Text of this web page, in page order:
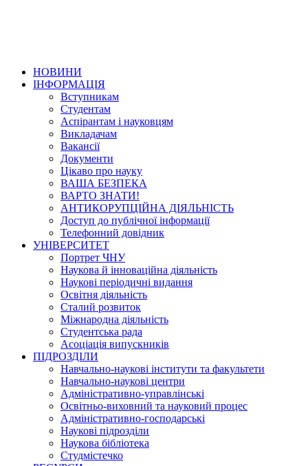
НОВИНИ
ІНФОРМАЦІЯ
Вступникам
Студентам
Аспірантам і науковцям
Викладачам
Вакансії
Документи
Цікаво про науку
ВАША БЕЗПЕКА
ВАРТО ЗНАТИ!
АНТИКОРУПЦІЙНА ДІЯЛЬНІСТЬ
Доступ до публічної інформації
Телефонний довідник
УНІВЕРСИТЕТ
Портрет ЧНУ
Наукова й інноваційна діяльність
Наукові періодичні видання
Освітня діяльність
Сталий розвиток
Міжнародна діяльність
Студентська рада
Асоціація випускників
ПІДРОЗДІЛИ
Навчально-наукові інститути та факультети
Навчально-наукові центри
Адміністративно-управлінські
Освітньо-виховний та науковий процес
Адміністративно-господарські
Наукові підрозділи
Наукова бібліотека
Студмістечко